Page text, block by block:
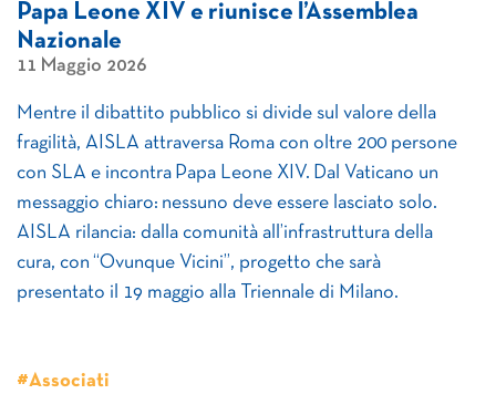
Papa Leone XIV e riunisce l’Assemblea
Nazionale
11 Maggio 2026
Mentre il dibattito pubblico si divide sul valore della
fragilità, AISLA attraversa Roma con oltre 200 persone
con SLA e incontra Papa Leone XIV. Dal Vaticano un
messaggio chiaro: nessuno deve essere lasciato solo.
AISLA rilancia: dalla comunità all’infrastruttura della
cura, con “Ovunque Vicini”, progetto che sarà
presentato il 19 maggio alla Triennale di Milano.
#Associati